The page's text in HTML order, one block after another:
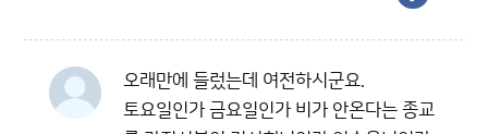
오래만에 들렀는데 여전하시군요.
토요일인가 금요일인가 비가 안온다는 종교